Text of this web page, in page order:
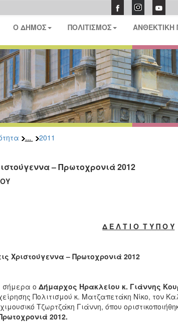
Ο ΔΗΜΟΣ ΠΟΛΙΤΙΣΜΟΣ ΑΝΘΕΚΤΙΚΗ
... 2011
– Πρωτοχρονιά 2012
Δ Ε Λ Τ Ι Ο Τ Υ Π Ο Υ
Χριστούγεννα – Πρωτοχρονιά 2012
σήμερα ο Δήμαρχος Ηρακλείου κ. Γιάννης
Πολιτισμού κ. Ματζαπετάκη Νίκο, τον
Τζωρτζάκη Γιάννη, όπου
2012.